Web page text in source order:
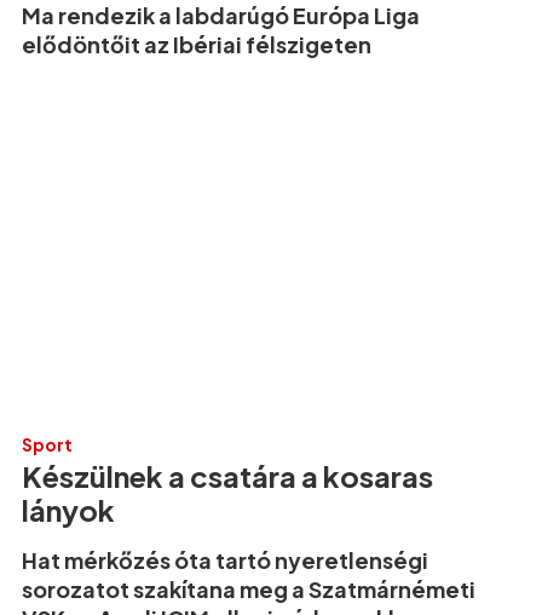
Ma rendezik a labdarúgó Európa Liga
elődöntőit az Ibériai félszigeten
Sport
Készülnek a csatára a kosaras
lányok
Hat mérkőzés óta tartó nyeretlenségi
sorozatot szakítana meg a Szatmárnémeti